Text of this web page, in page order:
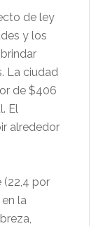
de ley
y los
La ciudad
de $406
El
alrededor
por
la